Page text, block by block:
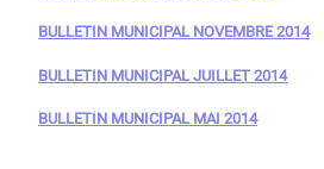
BULLETIN MUNICIPAL NOVEMBRE 2014
BULLETIN MUNICIPAL JUILLET 2014
BULLETIN MUNICIPAL MAI 2014